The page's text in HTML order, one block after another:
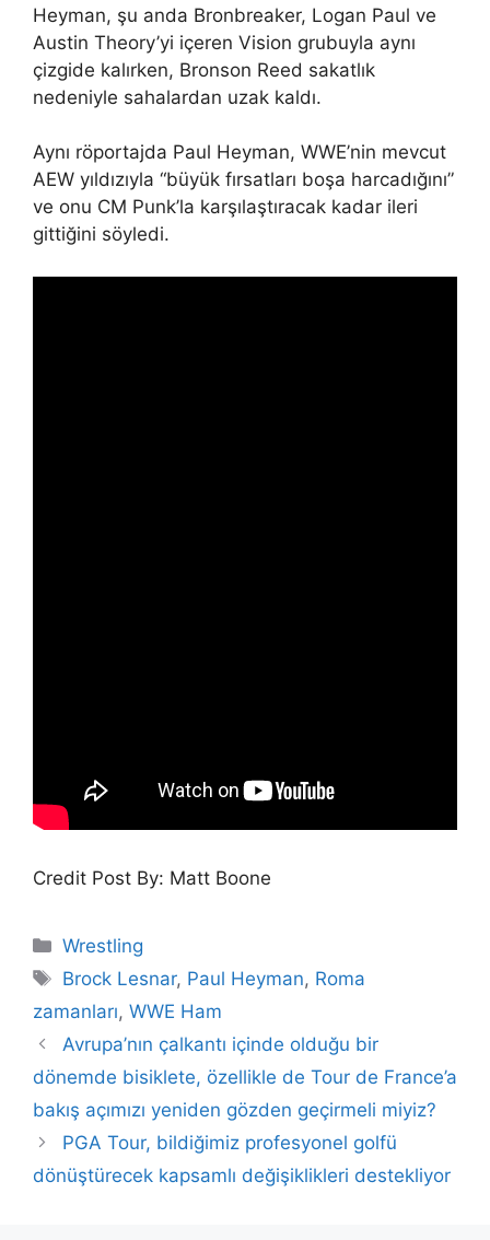
Heyman, şu anda Bronbreaker, Logan Paul ve
Austin Theory’yi içeren Vision grubuyla aynı
çizgide kalırken, Bronson Reed sakatlık
nedeniyle sahalardan uzak kaldı.
Aynı röportajda Paul Heyman, WWE’nin mevcut
AEW yıldızıyla “büyük fırsatları boşa harcadığını”
ve onu CM Punk’la karşılaştıracak kadar ileri
gittiğini söyledi.
Credit Post By: Matt Boone
Categories
Wrestling
Tags
Brock Lesnar, Paul Heyman, Roma
zamanları, WWE Ham
Avrupa’nın çalkantı içinde olduğu bir
dönemde bisiklete, özellikle de Tour de France’a
bakış açımızı yeniden gözden geçirmeli miyiz?
PGA Tour, bildiğimiz profesyonel golfü
dönüştürecek kapsamlı değişiklikleri destekliyor